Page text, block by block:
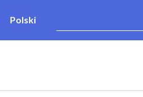
Polski